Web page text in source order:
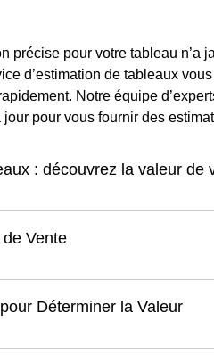
précise pour votre tableau n’a
d’estimation de tableaux
Notre équipe
pour vous fournir des
: découvrez la valeur de
Vente
Déterminer la Valeur